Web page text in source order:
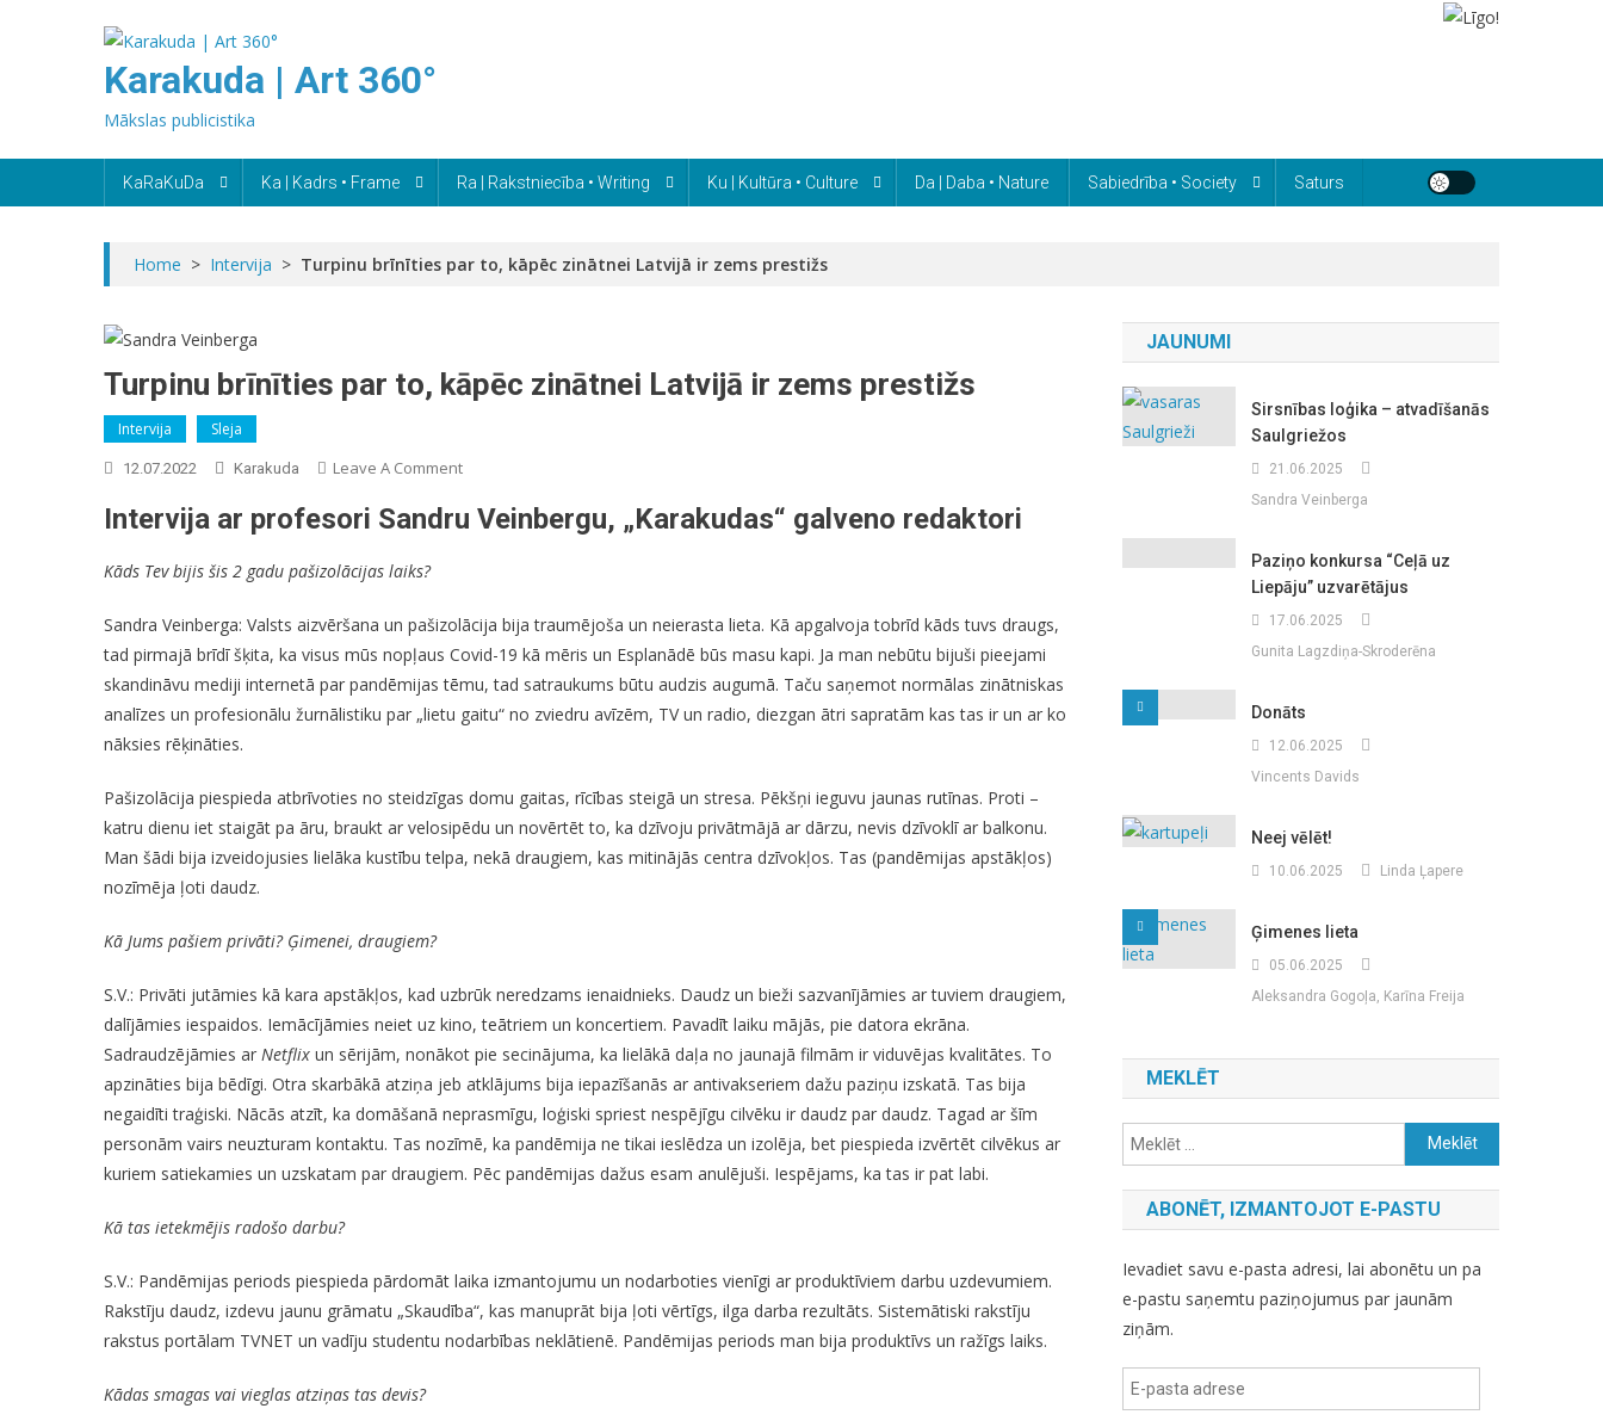
Karakuda | Art 360°
Mākslas publicistika
KaRaKuDa Ka | Kadrs • Frame Ra | Rakstniecība • Writing Ku | Kultūra • Culture Da | Daba • Nature Sabiedrība • Society Saturs
Home > Intervija > Turpinu brīnīties par to, kāpēc zinātnei Latvijā ir zems prestižs
Turpinu brīnīties par to, kāpēc zinātnei Latvijā ir zems prestižs
Intervija Sleja
12.07.2022 Karakuda Leave A CommentOn
Brīnīties
Zinātnei
Latvijā
Ir
Zems
Intervija ar profesori Sandru Veinbergu, „Karakudas“ galveno redaktori
Kāds Tev bijis šis 2 gadu pašizolācijas laiks?
Sandra Veinberga: Valsts aizvēršana un pašizolācija bija traumējoša un neierasta lieta. Kā apgalvoja tobrīd kāds tuvs draugs,
tad pirmajā brīdī šķita, ka visus mūs nopļaus Covid-19 kā mēris un Esplanādē būs masu kapi. Ja man nebūtu bijuši pieejami
skandināvu mediji internetā par pandēmijas tēmu, tad satraukums būtu audzis augumā. Taču saņemot normālas zinātniskas
analīzes un profesionālu žurnālistiku par „lietu gaitu“ no zviedru avīzēm, TV un radio, diezgan ātri sapratām kas tas ir un ar ko
nāksies rēķināties.
Pašizolācija piespieda atbrīvoties no steidzīgas domu gaitas, rīcības steigā un stresa. Pēkšņi ieguvu jaunas rutīnas. Proti –
katru dienu iet staigāt pa āru, braukt ar velosipēdu un novērtēt to, ka dzīvoju privātmājā ar dārzu, nevis dzīvoklī ar balkonu.
Man šādi bija izveidojusies lielāka kustību telpa, nekā draugiem, kas mitinājās centra dzīvokļos. Tas (pandēmijas apstākļos)
nozīmēja ļoti daudz.
Kā Jums pašiem privāti? Ģimenei, draugiem?
S.V.: Privāti jutāmies kā kara apstākļos, kad uzbrūk neredzams ienaidnieks. Daudz un bieži sazvanījāmies ar tuviem draugiem,
dalījāmies iespaidos. Iemācījāmies neiet uz kino, teātriem un koncertiem. Pavadīt laiku mājās, pie datora ekrāna.
Sadraudzējāmies ar Netflix un sērijām, nonākot pie secinājuma, ka lielākā daļa no jaunajā filmām ir viduvējas kvalitātes. To
apzināties bija bēdīgi. Otra skarbākā atziņa jeb atklājums bija iepazīšanās ar antivakseriem dažu paziņu izskatā. Tas bija
negaidīti traģiski. Nācās atzīt, ka domāšanā neprasmīgu, loģiski spriest nespējīgu cilvēku ir daudz par daudz. Tagad ar šīm
personām vairs neuzturam kontaktu. Tas nozīmē, ka pandēmija ne tikai ieslēdza un izolēja, bet piespieda izvērtēt cilvēkus ar
kuriem satiekamies un uzskatam par draugiem. Pēc pandēmijas dažus esam anulējuši. Iespējams, ka tas ir pat labi.
Kā tas ietekmējis radošo darbu?
S.V.: Pandēmijas periods piespieda pārdomāt laika izmantojumu un nodarboties vienīgi ar produktīviem darbu uzdevumiem.
Rakstīju daudz, izdevu jaunu grāmatu „Skaudība“, kas manuprāt bija ļoti vērtīgs, ilga darba rezultāts. Sistemātiski rakstīju
rakstus portālam TVNET un vadīju studentu nodarbības neklātienē. Pandēmijas periods man bija produktīvs un ražīgs laiks.
Kādas smagas vai vieglas atziņas tas devis?
JAUNUMI
Sirsnības loģika – atvadīšanās
Saulgriežos
21.06.2025
Sandra Veinberga
Paziņo konkursa “Ceļā uz
Liepāju” uzvarētājus
17.06.2025
Gunita Lagzdiņa-Skroderēna
Donāts
12.06.2025
Vincents Davids
Neej vēlēt!
10.06.2025 Linda Ļapere
Ģimenes lieta
05.06.2025
Aleksandra Gogoļa, Karīna Freija
MEKLĒT
Meklēt:
ABONĒT, IZMANTOJOT E-PASTU
Ievadiet savu e-pasta adresi, lai abonētu un pa
e-pastu saņemtu paziņojumus par jaunām
ziņām.
E-
pasta